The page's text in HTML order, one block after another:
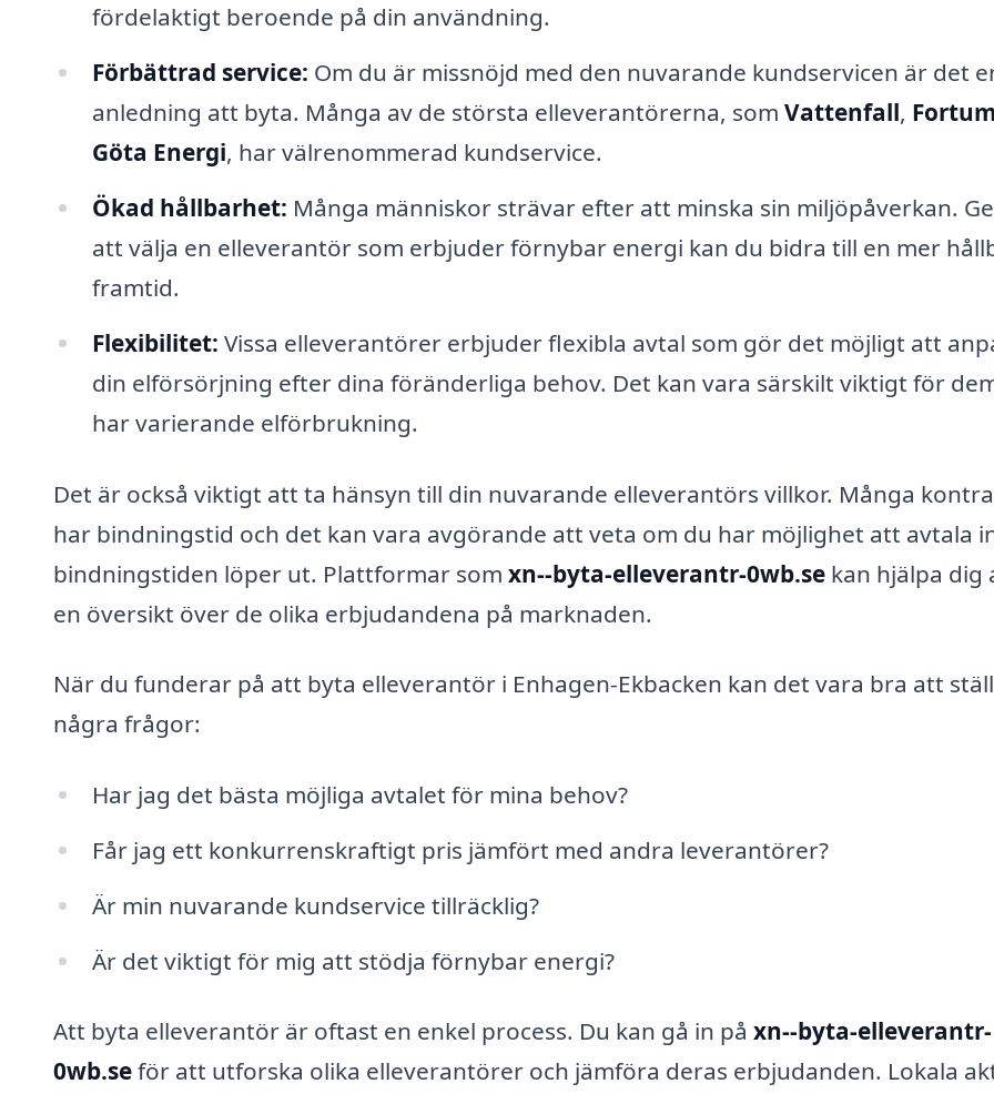
fördelaktigt beroende på din användning.
Förbättrad service: Om du är missnöjd med den nuvarande kundservicen är det
anledning att byta. Många av de största elleverantörerna, som Vattenfall, Fortum
Göta Energi, har välrenommerad kundservice.
Ökad hållbarhet: Många människor strävar efter att minska sin miljöpåverkan.
att välja en elleverantör som erbjuder förnybar energi kan du bidra till en mer
framtid.
Flexibilitet: Vissa elleverantörer erbjuder flexibla avtal som gör det möjligt att
din elförsörjning efter dina föränderliga behov. Det kan vara särskilt viktigt för
har varierande elförbrukning.
Det är också viktigt att ta hänsyn till din nuvarande elleverantörs villkor. Många
har bindningstid och det kan vara avgörande att veta om du har möjlighet att avtala
bindningstiden löper ut. Plattformar som xn--byta-elleverantr-0wb.se kan hjälpa dig
en översikt över de olika erbjudandena på marknaden.
När du funderar på att byta elleverantör i Enhagen-Ekbacken kan det vara bra att
några frågor:
Har jag det bästa möjliga avtalet för mina behov?
Får jag ett konkurrenskraftigt pris jämfört med andra leverantörer?
Är min nuvarande kundservice tillräcklig?
Är det viktigt för mig att stödja förnybar energi?
Att byta elleverantör är oftast en enkel process. Du kan gå in på xn--byta-elleverantr-
0wb.seför att utforska olika elleverantörer och jämföra deras erbjudanden. Lokala